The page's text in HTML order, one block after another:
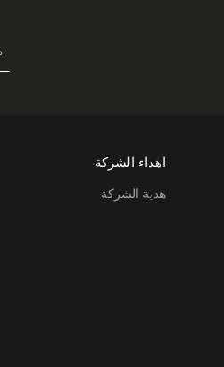
اهداء الشركة
هدية الشركة